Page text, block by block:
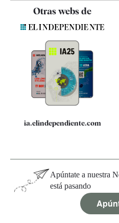
Contacto
Quiénes somos
Especificaciones
Otras webs de
ia.elindependiente.com
Apúntate a nuestra
está pasando